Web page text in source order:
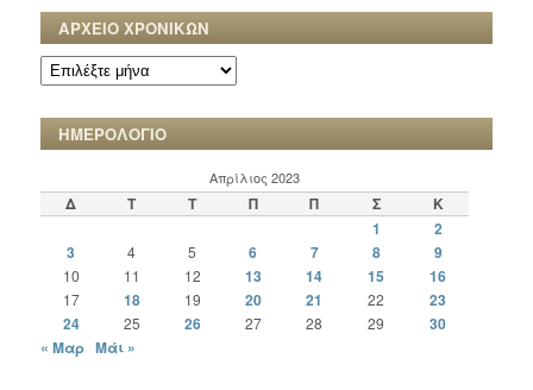
ΑΡΧΕΙΟ ΧΡΟΝΙΚΩΝ
ΑΡΧΕΙΟ
ΧΡΟΝΙΚΩΝ
ΗΜΕΡΟΛΟΓΙΟ
Απρίλιος 2023
Δ Τ Τ Π Π Σ
Κ
1
2
3
4 5 6 7 8 9
10 11 12 13 14 15 16
17 18 19 20 21 22
23
24
25 26 27 28 29
30
« Μαρ Μάι »